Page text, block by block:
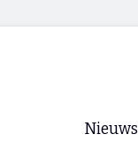
Nieuws